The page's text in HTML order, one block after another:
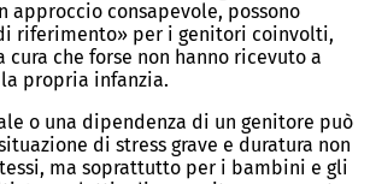
approccio consapevole, possono
riferimento» per i genitori coinvolti,
che forse non hanno ricevuto a
propria infanzia.
o una dipendenza di un genitore può
di stress grave e duratura non
ma soprattutto per i bambini e gli